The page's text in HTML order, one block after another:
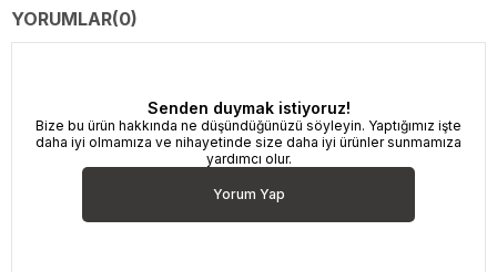
YORUMLAR(0)
Senden duymak istiyoruz!
Bize bu ürün hakkında ne düşündüğünüzü söyleyin. Yaptığımız işte
daha iyi olmamıza ve nihayetinde size daha iyi ürünler sunmamıza
yardımcı olur.
Yorum Yap